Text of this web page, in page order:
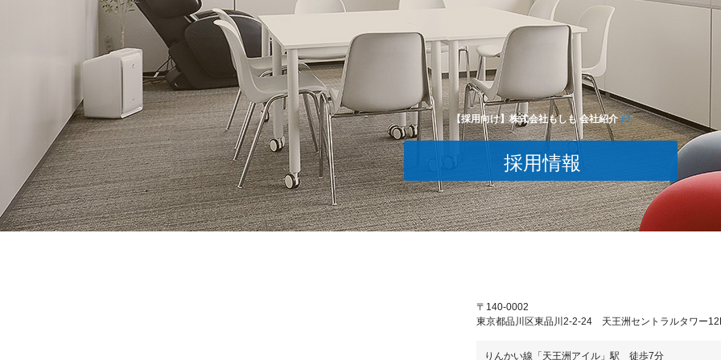
【採用向け】株式会社もしも 会社紹介
採用情報
〒140-0002
東京都品川区東品川2-2-24 天王洲セントラルタワー
りんかい線「天王洲アイル」駅 徒歩7分